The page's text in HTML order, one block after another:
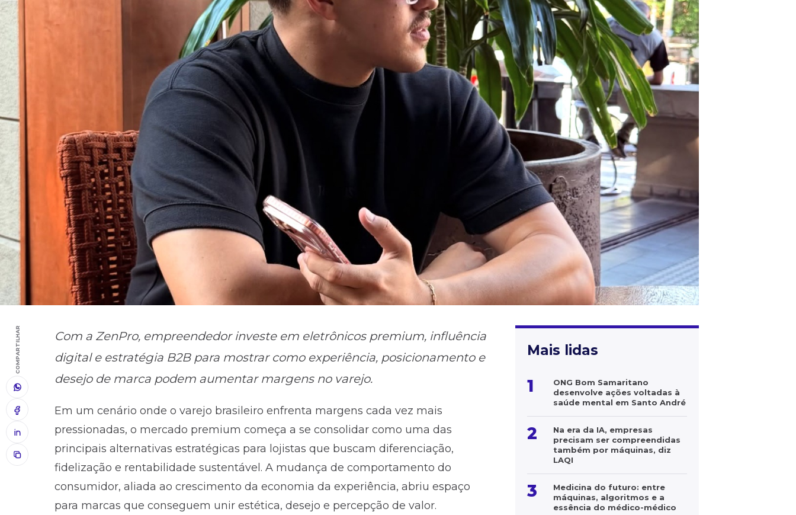
COMPARTILHAR
Com a ZenPro, empreendedor investe em eletrônicos premium, influência
digital e estratégia B2B para mostrar como experiência, posicionamento e
desejo de marca podem aumentar margens no varejo.
Em um cenário onde o varejo brasileiro enfrenta margens cada vez mais
pressionadas, o mercado premium começa a se consolidar como uma das
principais alternativas estratégicas para lojistas que buscam diferenciação,
fidelização e rentabilidade sustentável. A mudança de comportamento do
consumidor, aliada ao crescimento da economia da experiência, abriu espaço
para marcas que conseguem unir estética, desejo e percepção de valor.
Mais lidas
1
ONG Bom Samaritano
desenvolve ações voltadas à
saúde mental em Santo André
2
Na era da IA, empresas
precisam ser compreendidas
também por máquinas, diz
LAQI
3
Medicina do futuro: entre
máquinas, algoritmos e a
essência do médico-médico